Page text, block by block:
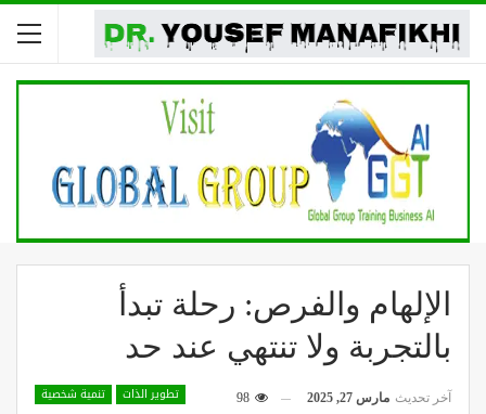
الإلهام والفرص: رحلة تبدأ
بالتجربة ولا تنتهي عند حد
تطوير الذات تنمية شخصية آخر تحديث مارس 27, 2025